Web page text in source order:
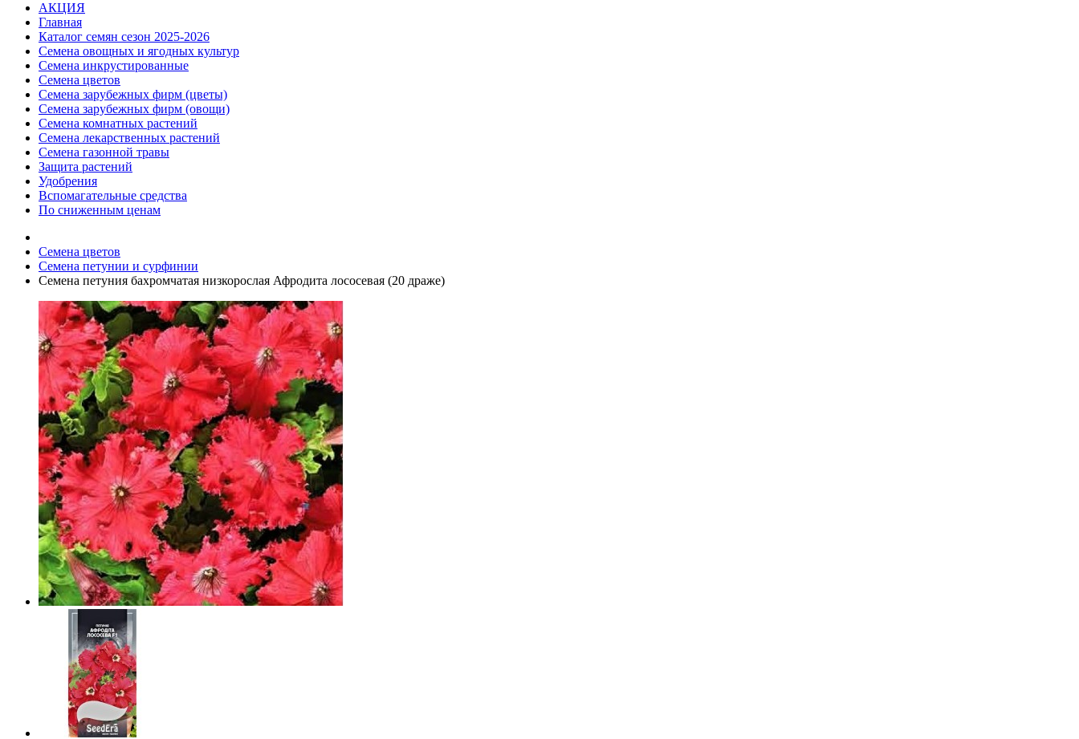
АКЦИЯ
Главная
Каталог семян сезон 2025-2026
Семена овощных и ягодных культур
Семена инкрустированные
Семена цветов
Семена зарубежных фирм (цветы)
Семена зарубежных фирм (овощи)
Семена комнатных растений
Семена лекарственных растений
Семена газонной травы
Защита растений
Удобрения
Вспомагательные средства
По сниженным ценам
Семена цветов
Семена петунии и сурфинии
Семена петуния бахромчатая низкорослая Афродита лососевая (20 драже)